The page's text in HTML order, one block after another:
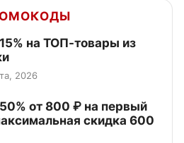
на ТОП-товары из
2026
от 800 ₽ на первый
скидка 600